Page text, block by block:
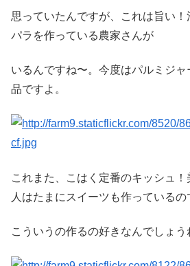
思っていたんですが、これは旨い
パラを作っている農家さんが
いるんですね〜。今度はパルミジ
品ですよ。
これまた、こはく定番のキッシュ
人はたまにスイーツも作っているの
こういうの作るの好きなんでしょう